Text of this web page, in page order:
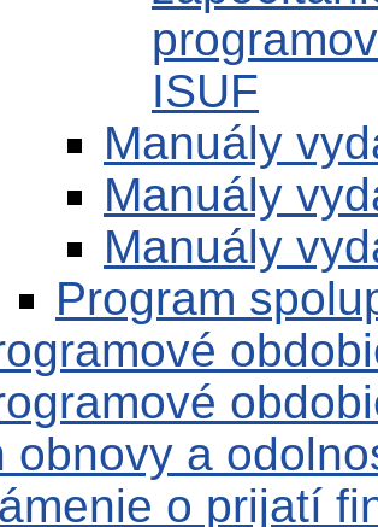
ISUF
Manuály
Manuály
Manuály
Program
obnovy a
o prijatí